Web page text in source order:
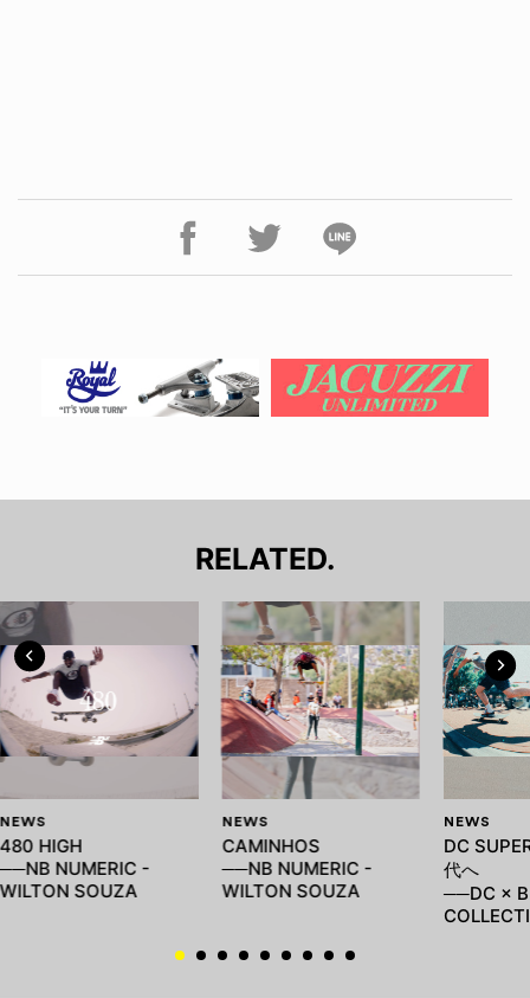
RELATED.
NEWS
480 HIGH
──NB NUMERIC -
WILTON SOUZA
NEWS
CAMINHOS
──NB NUMERIC -
WILTON SOUZA
NEWS
DC
代へ
──DC ×